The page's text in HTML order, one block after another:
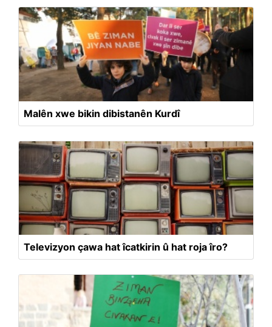
Malên xwe bikin dibistanên Kurdî
Televizyon çawa hat îcatkirin û hat roja îro?